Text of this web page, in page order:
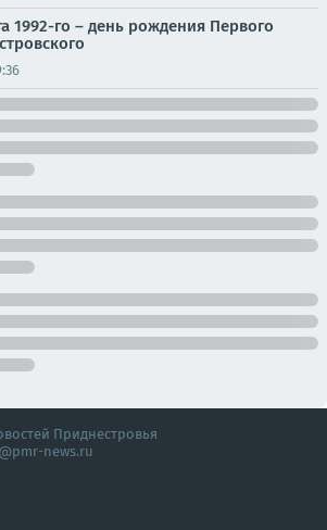
1992-го – день рождения Первого
Приднестровья
news.ru